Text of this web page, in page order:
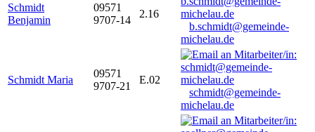
Schmidt
Benjamin
09571
9707-14
2.16
b.schmidt@gemeinde-
michelau.de
Schmidt Maria
09571
9707-21
E.02
schmidt@gemeinde-
michelau.de